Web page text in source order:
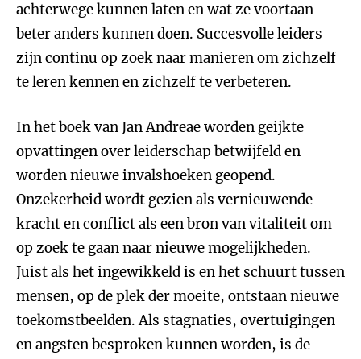
achterwege kunnen laten en wat ze voortaan
beter anders kunnen doen. Succesvolle leiders
zijn continu op zoek naar manieren om zichzelf
te leren kennen en zichzelf te verbeteren.
In het boek van Jan Andreae worden geijkte
opvattingen over leiderschap betwijfeld en
worden nieuwe invalshoeken geopend.
Onzekerheid wordt gezien als vernieuwende
kracht en conflict als een bron van vitaliteit om
op zoek te gaan naar nieuwe mogelijkheden.
Juist als het ingewikkeld is en het schuurt tussen
mensen, op de plek der moeite, ontstaan nieuwe
toekomstbeelden. Als stagnaties, overtuigingen
en angsten besproken kunnen worden, is de